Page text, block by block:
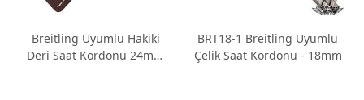
Breitling Uyumlu Hakiki
Deri Saat Kordonu 24mm
BRT18-1 Breitling Uyumlu
Çelik Saat Kordonu - 18mm